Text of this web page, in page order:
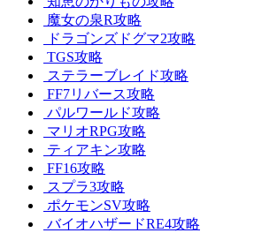
魔女の泉R攻略
ドラゴンズドグマ2攻略
TGS攻略
ステラーブレイド攻略
FF7リバース攻略
パルワールド攻略
マリオRPG攻略
ティアキン攻略
FF16攻略
スプラ3攻略
ポケモンSV攻略
バイオハザードRE4攻略